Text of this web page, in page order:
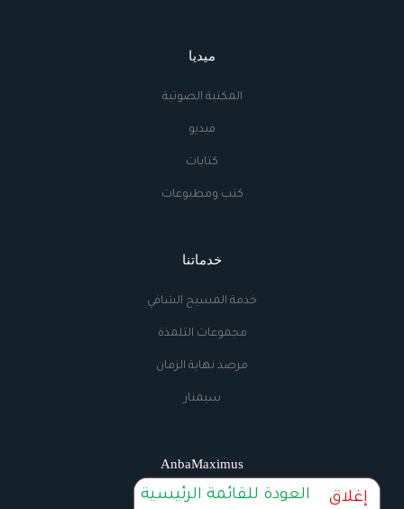
ميديا
المكتبة الصوتية
فيديو
كتابات
كتب ومطبوعات
خدماتنا
خدمة المسيح الشافي
مجموعات التلمذة
مرصد نهاية الزمان
سيمنار
AnbaMaximus
اتصل بنا إغلاق العودة للقائمة الرئيسية